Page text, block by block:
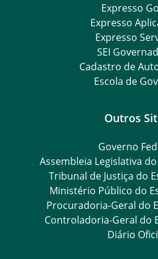
Expresso
Expresso
Expresso
SEI
Cadastro de
Escola de
Outros
Governo
Assembleia Legislativa
Tribunal de Justiça do
Ministério Público do
Procuradoria-Geral do
Controladoria-Geral do
Diário